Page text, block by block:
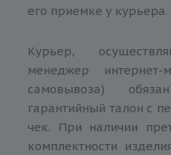
его приемке у курьера.
Курьер,
менеджер
самовывоза)
гарантийный талон с
чек. При наличии
комплектности